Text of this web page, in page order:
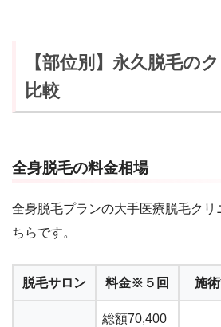
【部位別】永久脱毛の
比較
全身脱毛の料金相場
全身脱毛プランの大手医療脱毛クリ
ちらです。
脱毛サロン 料金※５回 施
総額70,400